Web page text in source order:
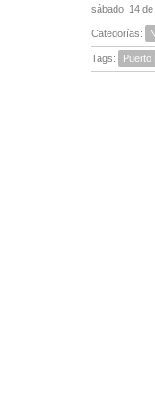
sábado, 14
Categorías:
Tags: Puerto